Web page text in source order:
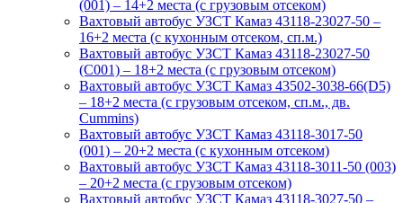
(001) – 14+2 места (с грузовым отсеком)
Вахтовый автобус УЗСТ Камаз 43118-23027-50 –
16+2 места (с кухонным отсеком, сп.м.)
Вахтовый автобус УЗСТ Камаз 43118-23027-50
(С001) – 18+2 места (с грузовым отсеком)
Вахтовый автобус УЗСТ Камаз 43502-3038-66(D5)
– 18+2 места (с грузовым отсеком, сп.м., дв.
Cummins)
Вахтовый автобус УЗСТ Камаз 43118-3017-50
(001) – 20+2 места (с кухонным отсеком)
Вахтовый автобус УЗСТ Камаз 43118-3011-50 (003)
– 20+2 места (с грузовым отсеком)
Вахтовый автобус УЗСТ Камаз 43118-3027-50 –